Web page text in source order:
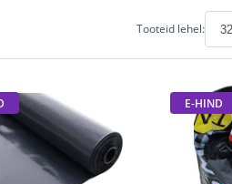
Tooteid lehel:
E-HIND